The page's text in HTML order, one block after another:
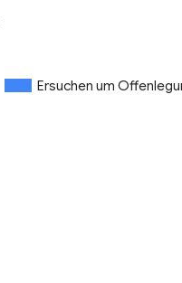
Ersuchen um